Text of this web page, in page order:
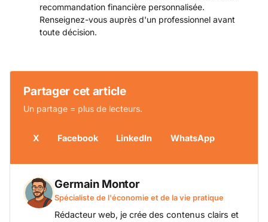
recommandation financière personnalisée.
Renseignez-vous auprès d'un professionnel avant
toute décision.
Partager cet article
Un partage = plus de lecteurs.
X Facebook LinkedIn WhatsApp
Germain Montor
Spécialiste de l'économie et de la vie pratique
Rédacteur web, je crée des contenus clairs et